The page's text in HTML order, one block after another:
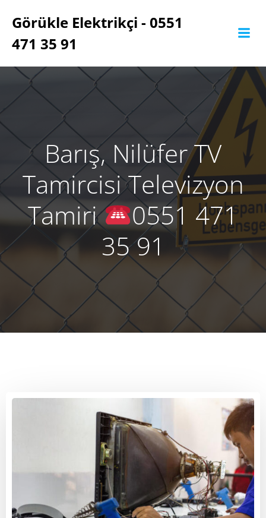
geç
Görükle Elektrikçi - 0551
471 35 91
Barış, Nilüfer TV
Tamircisi Televizyon
Tamiri
0551 471
35 91